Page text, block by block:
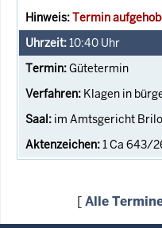
Termin
10:40 Uhr
Gütetermin
Klagen in
im Amtsgericht
1 Ca 643/
[Alle